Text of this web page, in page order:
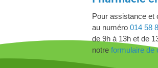
Pour assistance et
au numéro 014 58
de 9h à 13h et de
notre formulaire de